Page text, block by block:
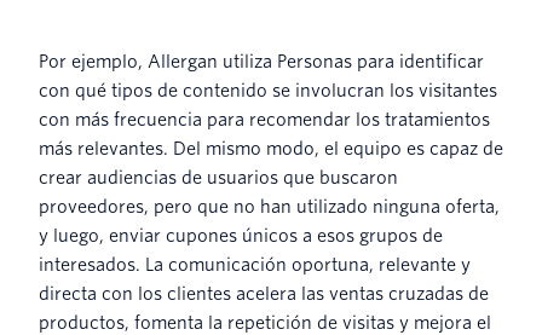
Por ejemplo, Allergan utiliza Personas para identificar
con qué tipos de contenido se involucran los visitantes
con más frecuencia para recomendar los tratamientos
más relevantes. Del mismo modo, el equipo es capaz de
crear audiencias de usuarios que buscaron
proveedores, pero que no han utilizado ninguna oferta,
y luego, enviar cupones únicos a esos grupos de
interesados. La comunicación oportuna, relevante y
directa con los clientes acelera las ventas cruzadas de
productos, fomenta la repetición de visitas y mejora el